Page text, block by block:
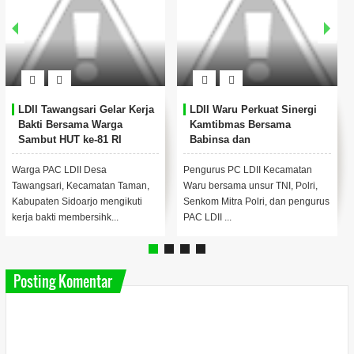
LDII Tawangsari Gelar Kerja
Bakti Bersama Warga
Sambut HUT ke-81 RI
Warga PAC LDII Desa
Tawangsari, Kecamatan Taman,
Kabupaten Sidoarjo mengikuti
kerja bakti membersihk...
LDII Waru Perkuat Sinergi
Kamtibmas Bersama
Babinsa dan
Bhabinkamtibmas
Pengurus PC LDII Kecamatan
Waru bersama unsur TNI, Polri,
Senkom Mitra Polri, dan pengurus
PAC LDII ...
Posting Komentar